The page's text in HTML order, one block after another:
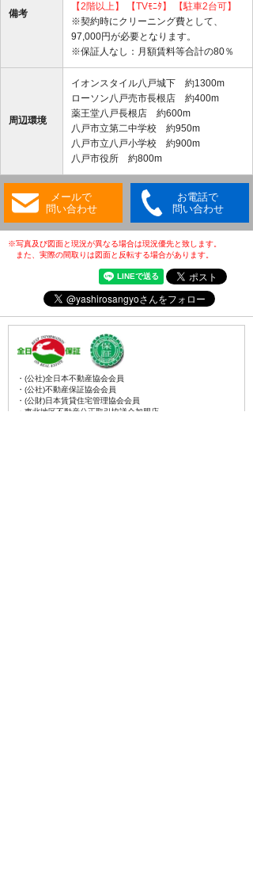
備考
【2階以上】
【TVﾓﾆﾀ】
【駐車2台可】
※契約時にクリーニング費として、
97,000円が必要となります。
※保証人なし：月額賃料等合計の80％
周辺環境
イオンスタイル八戸城下 約1300m
ローソン八戸売市長根店 約400m
薬王堂八戸長根店 約600m
八戸市立第二中学校 約950m
八戸市立八戸小学校 約900m
八戸市役所 約800m
メールで
問い合わせ
お電話で
問い合わせ
※写真及び図面と現況が異なる場合は現況優先と致します。
また、実際の間取りは図面と反転する場合があります。
・(公社)全日本不動産協会会員
・(公社)不動産保証協会会員
・(公財)日本賃貸住宅管理協会会員
・東北地区不動産公正取引協議会加盟店